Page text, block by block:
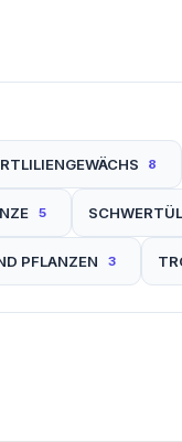
8
5
PFLANZEN 3